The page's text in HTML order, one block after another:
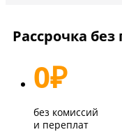
Рассрочка
0₽
без комиссий
и переплат